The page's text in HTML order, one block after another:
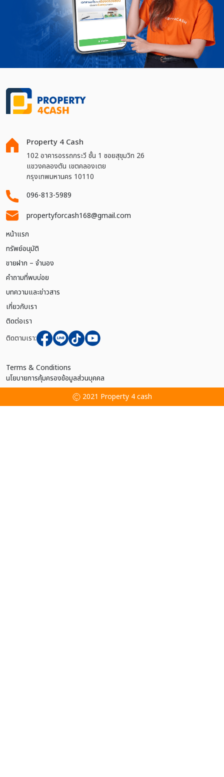
Property 4 Cash
102 อาคารอรรถกระวี ชั้น 1 ซอยสุขุมวิท 26
แขวงคลองตัน เขตคลองเตย
กรุงเทพมหานคร 10110
096-813-5989
propertyforcash168@gmail.com
หน้าแรก
ทรัพย์อนุมัติ
ขายฝาก – จำนอง
คำถามที่พบบ่อย
บทความและข่าวสาร
เกี่ยวกับเรา
ติดต่อเรา
ติดตามเรา:
Terms & Conditions
นโยบายการคุ้มครองข้อมูลส่วนบุคคล
2021 Property 4 cash